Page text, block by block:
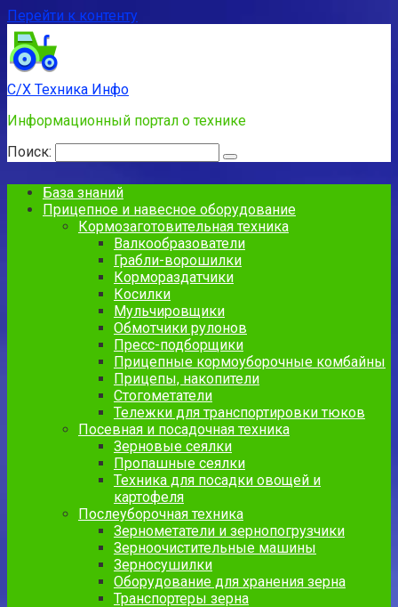
Перейти к контенту
С/Х Техника Инфо
Информационный портал о технике
Поиск:
База знаний
Прицепное и навесное оборудование
Кормозаготовительная техника
Валкообразователи
Грабли-ворошилки
Кормораздатчики
Косилки
Мульчировщики
Обмотчики рулонов
Пресс-подборщики
Прицепные кормоуборочные комбайны
Прицепы, накопители
Стогометатели
Тележки для транспортировки тюков
Посевная и посадочная техника
Зерновые сеялки
Пропашные сеялки
Техника для посадки овощей и
картофеля
Послеуборочная техника
Зернометатели и зернопогрузчики
Зерноочистительные машины
Зерносушилки
Оборудование для хранения зерна
Транспортеры зерна